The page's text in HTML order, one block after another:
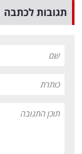
תגובות לכתבה